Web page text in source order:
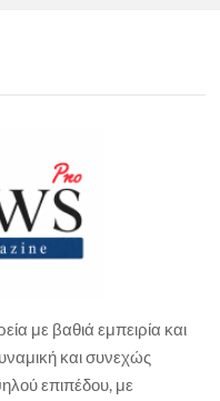
με βαθιά εμπειρία και
και συνεχώς
επιπέδου, με